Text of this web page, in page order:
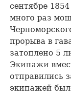
сентябре
много раз
прорыва в
затоплено 5
Экипажи
отправились
экипажей